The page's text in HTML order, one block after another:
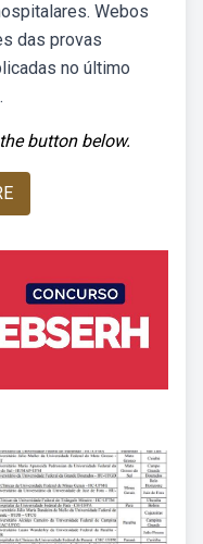
Webos
das provas
no último
button below.